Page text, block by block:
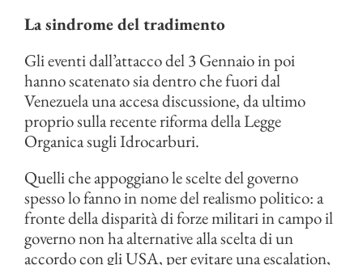
La sindrome del tradimento
Gli eventi dall’attacco del 3 Gennaio in poi
hanno scatenato sia dentro che fuori dal
Venezuela una accesa discussione, da ultimo
proprio sulla recente riforma della Legge
Organica sugli Idrocarburi.
Quelli che appoggiano le scelte del governo
spesso lo fanno in nome del realismo politico: a
fronte della disparità di forze militari in campo il
governo non ha alternative alla scelta di un
accordo con gli USA, per evitare una escalation,